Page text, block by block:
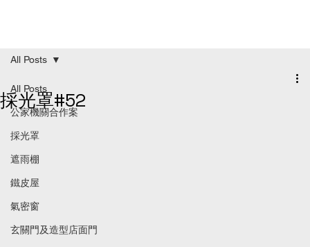
All Posts
公家機關合作案
採光罩
遮雨棚
鐵皮屋
氣密窗
玄關門及造型店面門
All Posts
採光罩#52